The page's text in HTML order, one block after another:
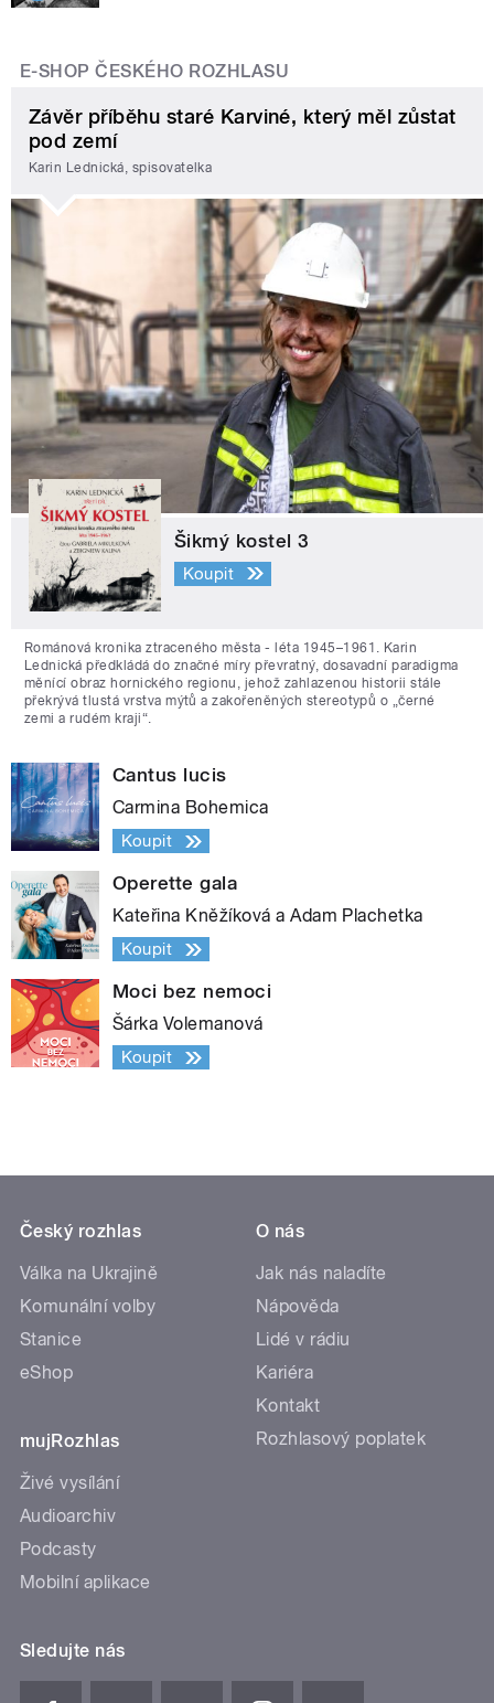
E-SHOP ČESKÉHO ROZHLASU
Závěr příběhu staré Karviné, který měl zůstat
pod zemí
Karin Lednická, spisovatelka
Šikmý kostel 3
Koupit
Románová kronika ztraceného města - léta 1945–1961. Karin
Lednická předkládá do značné míry převratný, dosavadní paradigma
měnící obraz hornického regionu, jehož zahlazenou historii stále
překrývá tlustá vrstva mýtů a zakořeněných stereotypů o „černé
zemi a rudém kraji“.
Cantus lucis
Carmina Bohemica
Koupit
Operette gala
Kateřina Kněžíková a Adam Plachetka
Koupit
Moci bez nemoci
Šárka Volemanová
Koupit
Český rozhlas
Válka na Ukrajině
Komunální volby
Stanice
eShop
mujRozhlas
Živé vysílání
Audioarchiv
Podcasty
Mobilní aplikace
O nás
Jak nás naladíte
Nápověda
Lidé v rádiu
Kariéra
Kontakt
Rozhlasový poplatek
Sledujte nás